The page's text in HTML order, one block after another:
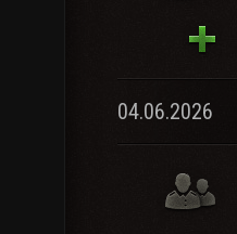
04.06.2026